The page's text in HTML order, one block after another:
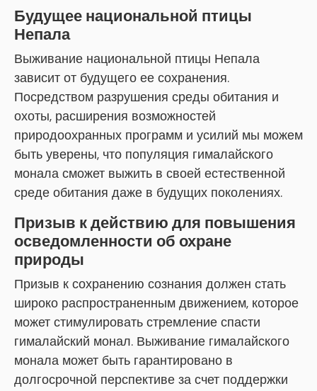
Будущее национальной птицы
Непала
Выживание национальной птицы Непала
зависит от будущего ее сохранения.
Посредством разрушения среды обитания и
охоты, расширения возможностей
природоохранных программ и усилий мы можем
быть уверены, что популяция гималайского
монала сможет выжить в своей естественной
среде обитания даже в будущих поколениях.
Призыв к действию для повышения
осведомленности об охране
природы
Призыв к сохранению сознания должен стать
широко распространенным движением, которое
может стимулировать стремление спасти
гималайский монал. Выживание гималайского
монала может быть гарантировано в
долгосрочной перспективе за счет поддержки